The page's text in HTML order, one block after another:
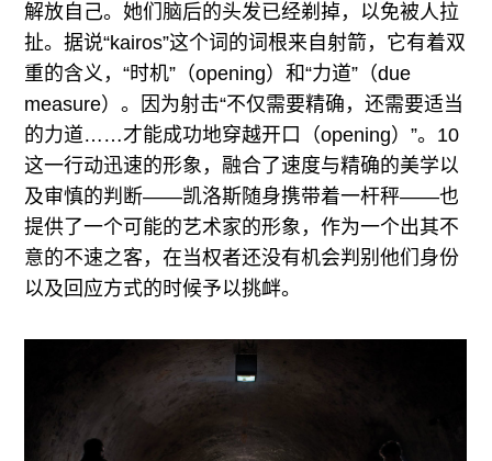
解放自己。她们脑后的头发已经剃掉，以免被人拉
扯。据说“kairos”这个词的词根来自射箭，它有着双
重的含义，“时机”（opening）和“力道”（due
measure）。因为射击“不仅需要精确，还需要适当
的力道……才能成功地穿越开口（opening）”。10
这一行动迅速的形象，融合了速度与精确的美学以
及审慎的判断——凯洛斯随身携带着一杆秤——也
提供了一个可能的艺术家的形象，作为一个出其不
意的不速之客，在当权者还没有机会判别他们身份
以及回应方式的时候予以挑衅。